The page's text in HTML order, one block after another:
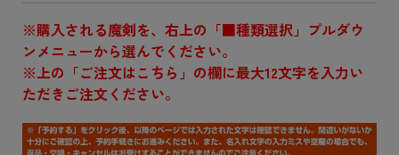
※購入される魔剣を、右上の「■種類選択」プルダウ
ンメニューから選んでください。
※上の「ご注文はこちら」の欄に最大12文字を入力い
ただきご注文ください。